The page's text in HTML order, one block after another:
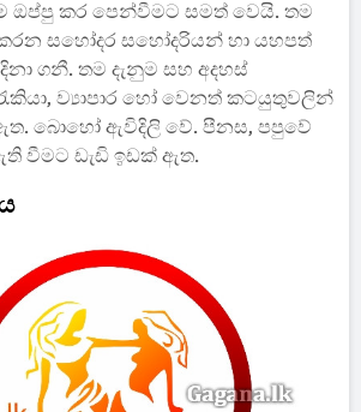
ඔප්පු කර පෙන්වීමට සමත් වෙයි. තම
සහෝදර සහෝදරියන් හා යහපත්
ගනී. තම දැනුම සහ අදහස්
ව්‍යාපාර හෝ වෙනත් කටයුතුවලින්
බොහෝ ඇවිදිලි වේ. පීනස, පපුවේ
වීමට ඩැඩි ඉඩක් ඇත.